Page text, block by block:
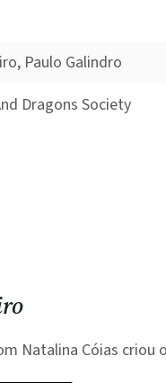
Paulo Galindro
Dragons Society
Natalina Cóias